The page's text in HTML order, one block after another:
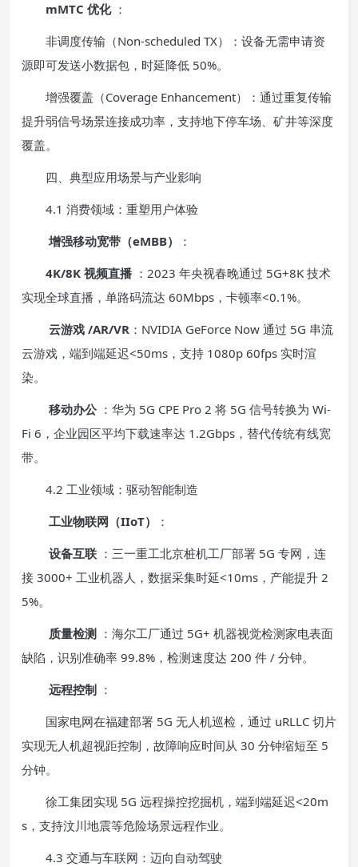
mMTC 优化 ：
非调度传输（Non-scheduled TX）：设备无需申请资
源即可发送小数据包，时延降低 50%。
增强覆盖（Coverage Enhancement）：通过重复传输
提升弱信号场景连接成功率，支持地下停车场、矿井等深度
覆盖。
四、典型应用场景与产业影响
4.1 消费领域：重塑用户体验
增强移动宽带（eMBB）
：
4K/8K 视频直播 ：2023 年央视春晚通过 5G+8K 技术
实现全球直播，单路码流达 60Mbps，卡顿率<0.1%。
云游戏 /AR/VR ：NVIDIA GeForce Now 通过 5G 串流
云游戏，端到端延迟<50ms，支持 1080p 60fps 实时渲
染。
移动办公 ：华为 5G CPE Pro 2 将 5G 信号转换为 Wi-
Fi 6，企业园区平均下载速率达 1.2Gbps，替代传统有线宽
带。
4.2 工业领域：驱动智能制造
工业物联网（IIoT）
：
设备互联 ：三一重工北京桩机工厂部署 5G 专网，连
接 3000+ 工业机器人，数据采集时延<10ms，产能提升 2
5%。
质量检测 ：海尔工厂通过 5G+ 机器视觉检测家电表面
缺陷，识别准确率 99.8%，检测速度达 200 件 / 分钟。
远程控制 ：
国家电网在福建部署 5G 无人机巡检，通过 uRLLC 切片
实现无人机超视距控制，故障响应时间从 30 分钟缩短至 5
分钟。
徐工集团实现 5G 远程操控挖掘机，端到端延迟<20m
s，支持汶川地震等危险场景远程作业。
4.3 交通与车联网：迈向自动驾驶